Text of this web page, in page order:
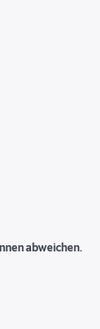
abweichen.